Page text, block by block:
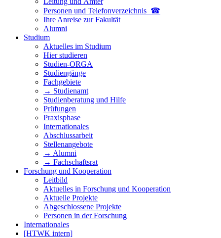
Personen und Telefon­verzeichnis ☎
Ihre Anreise zur Fakultät
Alumni
Studium
Aktuelles im Studium
Hier studieren
Studien-ORGA
Studiengänge
Fachgebiete
→ Studienamt
Studienberatung und Hilfe
Prüfungen
Praxisphase
Internationales
Abschlussarbeit
Stellenangebote
→ Alumni
→ Fachschaftsrat
Forschung und Kooperation
Leitbild
Aktuelles in Forschung und Kooperation
Aktuelle Projekte
Abgeschlossene Projekte
Personen in der Forschung
Internationales
[HTWK intern]